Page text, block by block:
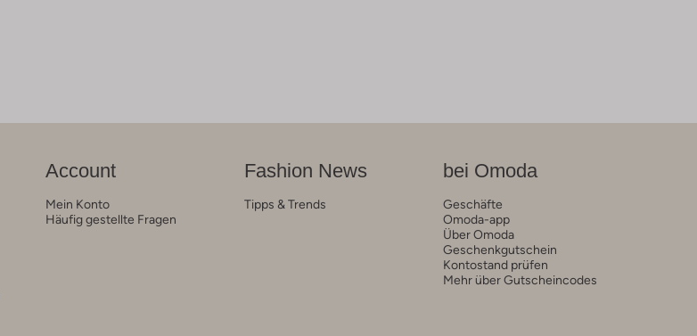
Account
Mein Konto
Häufig gestellte Fragen
Fashion News
Tipps & Trends
bei Omoda
Geschäfte
Omoda-app
Über Omoda
Geschenkgutschein
Kontostand prüfen
Mehr über Gutscheincodes